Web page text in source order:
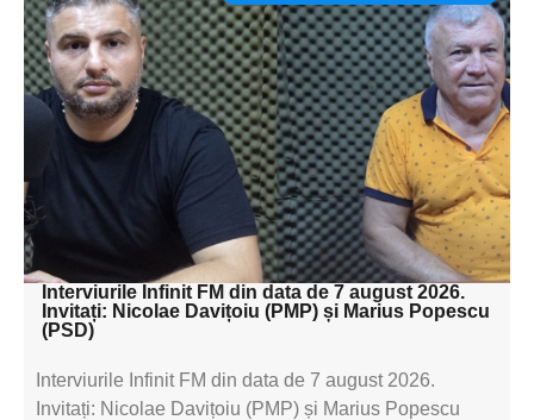
Adaugă aici textul pentru
subtitluAdaugă aici
textul pentru
subtitluAdaugă aici
textul pentru
subtitluAdaugă aici
textul pentru subti
Interviurile Infinit FM din data de 7 august 2026.
Invitați: Nicolae Davițoiu (PMP) și Marius Popescu
(PSD)
Interviurile Infinit FM din data de 7 august 2026.
Invitați: Nicolae Davițoiu (PMP) și Marius Popescu